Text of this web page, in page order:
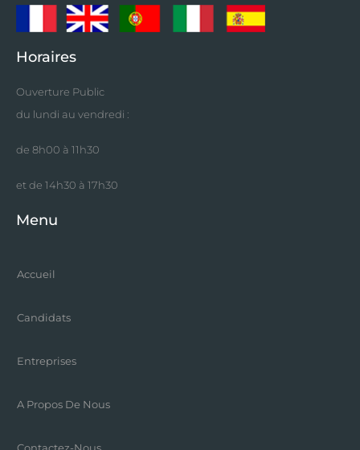
Horaires
Ouverture Public
du lundi au vendredi :
de 8h00 à 11h30
et de 14h30 à 17h30
Menu
Accueil
Candidats
Entreprises
A Propos De Nous